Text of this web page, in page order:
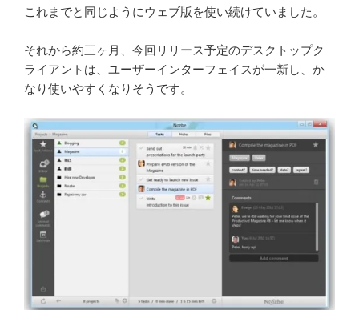
これまでと同じようにウェブ版を使い続けていました。
それから約三ヶ月、今回リリース予定のデスクトップク
ライアントは、ユーザーインターフェイスが一新し、か
なり使いやすくなりそうです。